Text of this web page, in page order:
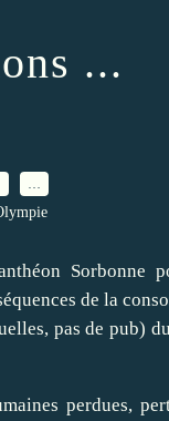
...
Sorbonne
de la
pas de pub)
perdues,